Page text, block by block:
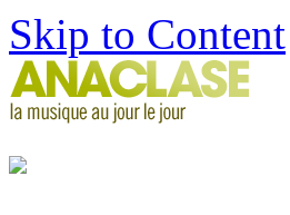
Skip to Content